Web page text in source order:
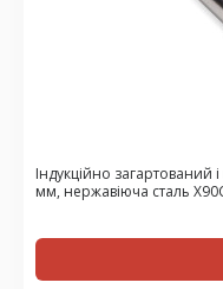
Індукційно загартований
мм, нержавіюча сталь